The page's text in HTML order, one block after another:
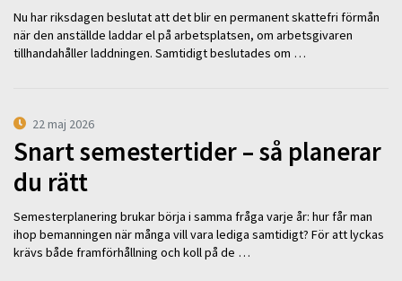
Nu har riksdagen beslutat att det blir en permanent skattefri förmån
när den anställde laddar el på arbetsplatsen, om arbetsgivaren
tillhandahåller laddningen. Samtidigt beslutades om …
22 maj 2026
Snart semestertider – så planerar
du rätt
Semesterplanering brukar börja i samma fråga varje år: hur får man
ihop bemanningen när många vill vara lediga samtidigt? För att lyckas
krävs både framförhållning och koll på de …